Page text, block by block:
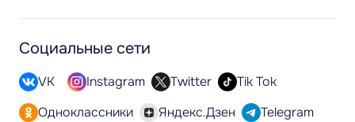
Социальные сети
VK Instagram Twitter
Tik Tok
Одноклассники
Яндекс.Дзен
Telegram